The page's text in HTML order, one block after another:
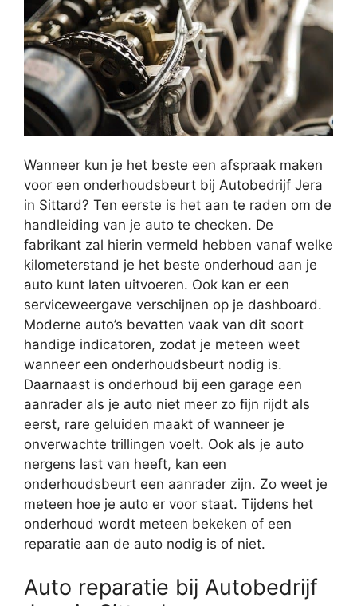
Wanneer kun je het beste een afspraak maken
voor een onderhoudsbeurt bij Autobedrijf Jera
in Sittard? Ten eerste is het aan te raden om de
handleiding van je auto te checken. De
fabrikant zal hierin vermeld hebben vanaf welke
kilometerstand je het beste onderhoud aan je
auto kunt laten uitvoeren. Ook kan er een
serviceweergave verschijnen op je dashboard.
Moderne auto’s bevatten vaak van dit soort
handige indicatoren, zodat je meteen weet
wanneer een onderhoudsbeurt nodig is.
Daarnaast is onderhoud bij een garage een
aanrader als je auto niet meer zo fijn rijdt als
eerst, rare geluiden maakt of wanneer je
onverwachte trillingen voelt. Ook als je auto
nergens last van heeft, kan een
onderhoudsbeurt een aanrader zijn. Zo weet je
meteen hoe je auto er voor staat. Tijdens het
onderhoud wordt meteen bekeken of een
reparatie aan de auto nodig is of niet.
Auto reparatie bij Autobedrijf